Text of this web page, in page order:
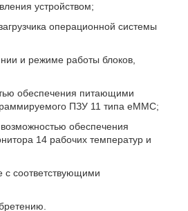
устройством;
операционной системы
и режиме работы блоков,
обеспечения питающими
ПЗУ 11 типа еММС;
обеспечения
14 рабочих температур и
с соответствующими